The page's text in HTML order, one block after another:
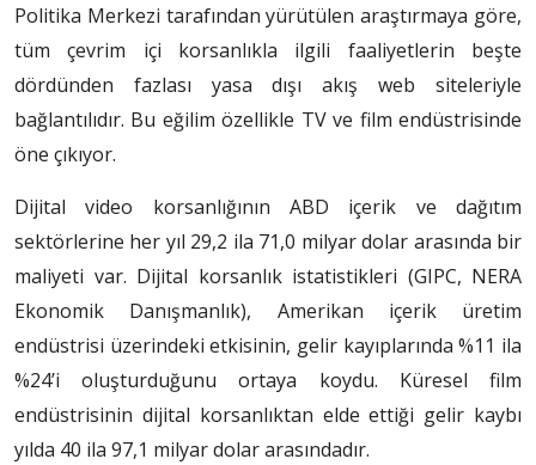
Politika Merkezi tarafından yürütülen araştırmaya göre,
tüm çevrim içi korsanlıkla ilgili faaliyetlerin beşte
dördünden fazlası yasa dışı akış web siteleriyle
bağlantılıdır. Bu eğilim özellikle TV ve film endüstrisinde
öne çıkıyor.
Dijital video korsanlığının ABD içerik ve dağıtım
sektörlerine her yıl 29,2 ila 71,0 milyar dolar arasında bir
maliyeti var. Dijital korsanlık istatistikleri (GIPC, NERA
Ekonomik Danışmanlık), Amerikan içerik üretim
endüstrisi üzerindeki etkisinin, gelir kayıplarında %11 ila
%24’i oluşturduğunu ortaya koydu. Küresel film
endüstrisinin dijital korsanlıktan elde ettiği gelir kaybı
yılda 40 ila 97,1 milyar dolar arasındadır.